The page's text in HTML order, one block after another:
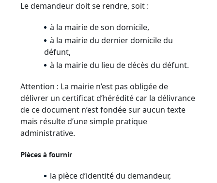
Le demandeur doit se rendre, soit :
à la mairie de son domicile,
à la mairie du dernier domicile du
défunt,
à la mairie du lieu de décès du défunt.
Attention : La mairie n’est pas obligée de
délivrer un certificat d’hérédité car la délivrance
de ce document n’est fondée sur aucun texte
mais résulte d’une simple pratique
administrative.
Pièces à fournir
la pièce d’identité du demandeur,